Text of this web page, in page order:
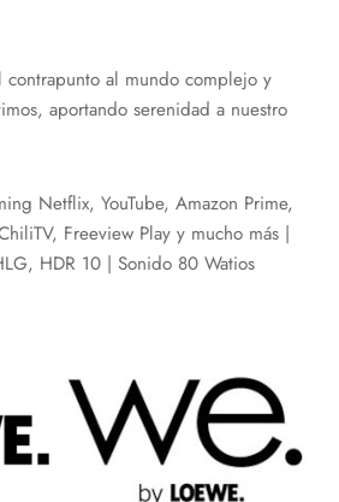
al mundo complejo y
aportando serenidad a nuestro
Netflix, YouTube, Amazon Prime,
Freeview Play y mucho más |
HDR 10 | Sonido 80 Watios